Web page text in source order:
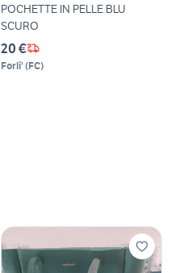
POCHETTE IN PELLE BLU
SCURO
20 €
Forli' (FC)